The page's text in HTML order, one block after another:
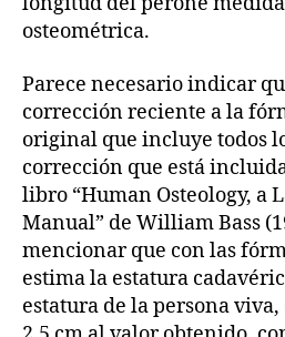
osteométrica.
Parece necesario indicar
corrección reciente a la
original que incluye todos
corrección que está
libro “Human Osteology, a
Manual” de William Bass
mencionar que con las
estima la estatura
estatura de la persona